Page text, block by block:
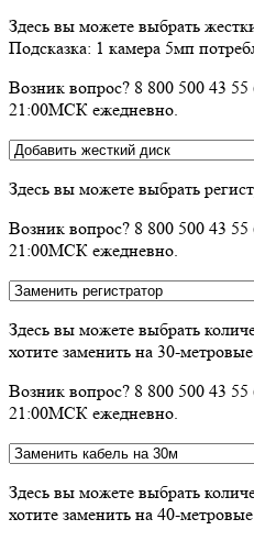
Здесь вы можете выбрать
Подсказка: 1 камера 5мп
Возник вопрос? 8 800 500 43
21:00МСК ежедневно.
Здесь вы можете выбрать
Возник вопрос? 8 800 500 43
21:00МСК ежедневно.
Здесь вы можете выбрать
хотите заменить на 30-метровые
Возник вопрос? 8 800 500 43
21:00МСК ежедневно.
Здесь вы можете выбрать
хотите заменить на 40-метровые